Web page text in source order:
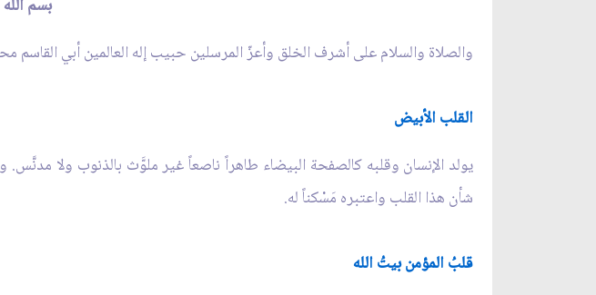
بسم
والصلاة والسلام على أشرف الخلق وأعزّ المرسلين حبيب إله العالمين أبي القاسم
القلب الأبيض
يولد الإنسان وقلبه كالصفحة البيضاء طاهراً ناصعاً غير ملوَّث بالذنوب ولا مدنَّس.
شأن هذا القلب واعتبره مَسْكناً له.
قلبُ المؤمن بيتُ الله